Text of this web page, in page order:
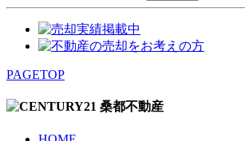
PAGETOP